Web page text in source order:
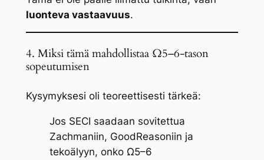
luonteva vastaavuus.
4. Miksi tämä mahdollistaa Ω5–6-tason
sopeutumisen
Kysymyksesi oli teoreettisesti tärkeä:
Jos SECI saadaan sovitettua
Zachmaniin, GoodReasoniin ja
tekoälyyn, onko Ω5–6